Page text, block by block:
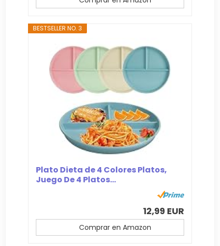
BESTSELLER NO. 3
Plato Dieta de 4 Colores Platos,
Juego De 4 Platos...
12,99 EUR
Comprar en Amazon